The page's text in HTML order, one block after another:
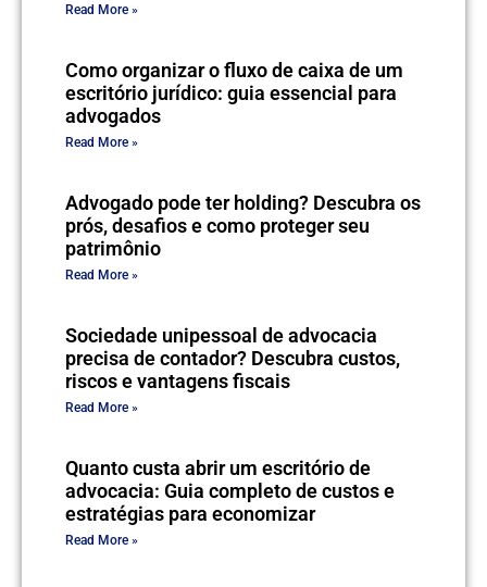
Read More »
Como organizar o fluxo de caixa de um
escritório jurídico: guia essencial para
advogados
Read More »
Advogado pode ter holding? Descubra os
prós, desafios e como proteger seu
patrimônio
Read More »
Sociedade unipessoal de advocacia
precisa de contador? Descubra custos,
riscos e vantagens fiscais
Read More »
Quanto custa abrir um escritório de
advocacia: Guia completo de custos e
estratégias para economizar
Read More »